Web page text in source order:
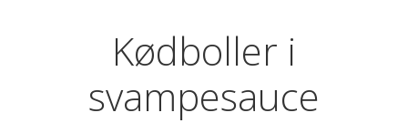
Kødboller i
svampesauce